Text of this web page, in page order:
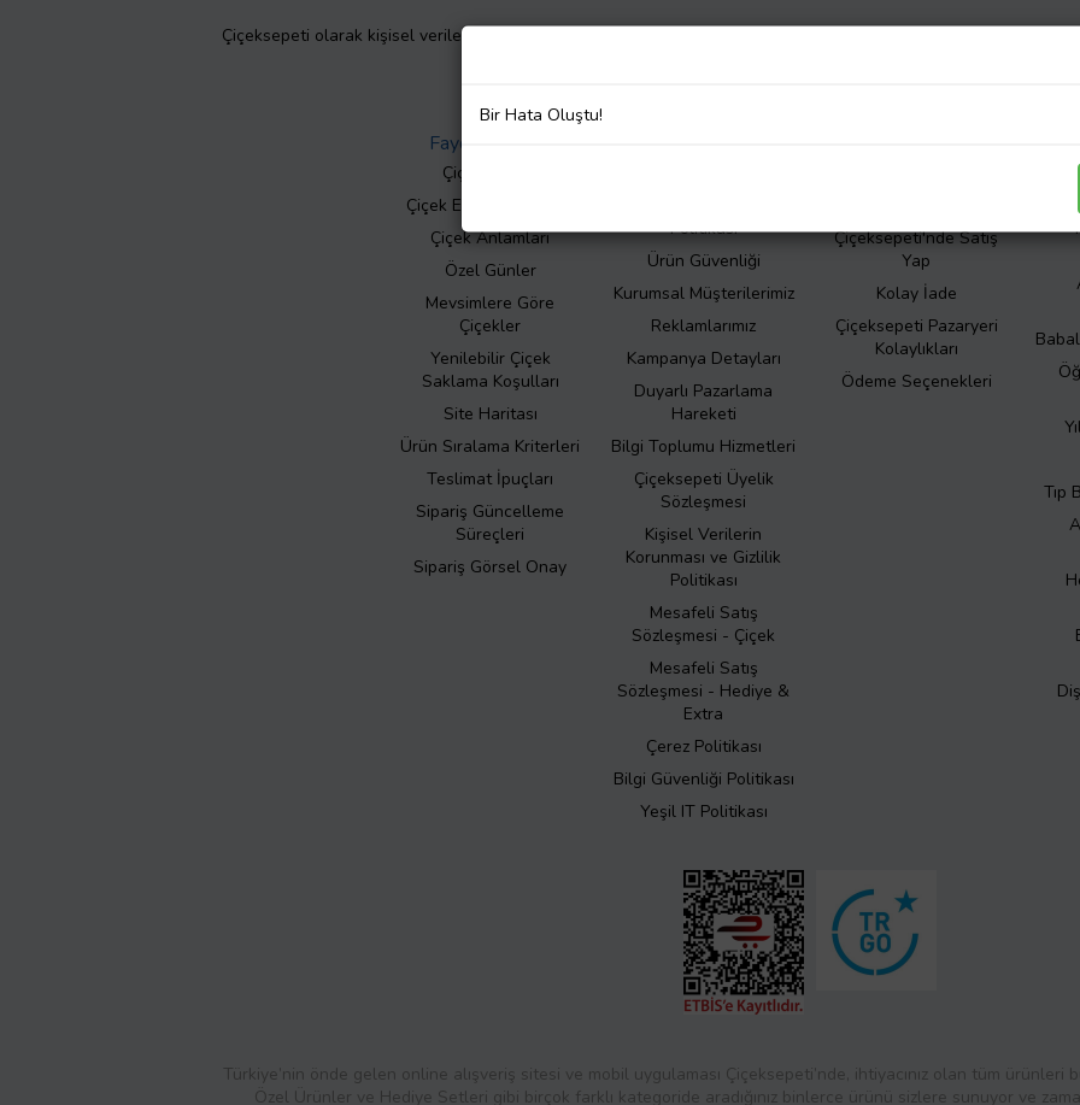
Çiçeksepeti olarak kişisel verilerinizin gizliliğini önemsiyoruz. Şirketimizin kişisel veri işleme süreçleri hakkında
Faydalı Bilgiler
Çiçek Bakımı
Çiçek Eşliğinde Notlar
Çiçek Anlamları
Özel Günler
Mevsimlere Göre
Çiçekler
Yenilebilir Çiçek
Saklama Koşulları
Site Haritası
Ürün Sıralama Kriterleri
Teslimat İpuçları
Sipariş Güncelleme
Süreçleri
Sipariş Görsel Onay
Politikası
Ürün Güvenliği
Kurumsal Müşterilerimiz
Reklamlarımız
Kampanya Detayları
Duyarlı Pazarlama
Hareketi
Bilgi Toplumu Hizmetleri
Çiçeksepeti Üyelik
Sözleşmesi
Kişisel Verilerin
Korunması ve Gizlilik
Politikası
Mesafeli Satış
Sözleşmesi - Çiçek
Mesafeli Satış
Sözleşmesi - Hediye &
Extra
Çerez Politikası
Bilgi Güvenliği Politikası
Yeşil IT Politikası
Çiçeksepeti'nde Satış
Yap
Kolay İade
Çiçeksepeti Pazaryeri
Kolaylıkları
Ödeme Seçenekleri
Tıp
Türkiye’nin önde gelen online alışveriş sitesi ve mobil uygulaması Çiçeksepeti’nde, ihtiyacınız olan tüm ürünleri
Özel Ürünler ve Hediye Setleri gibi birçok farklı kategoride aradığınız binlerce ürünü sizlere sunuyor ve
Bir Hata Oluştu!